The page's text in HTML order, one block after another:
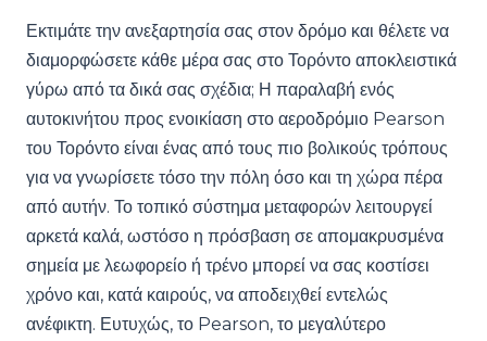
Εκτιμάτε την ανεξαρτησία σας στον δρόμο και θέλετε να
διαμορφώσετε κάθε μέρα σας στο Τορόντο αποκλειστικά
γύρω από τα δικά σας σχέδια; Η παραλαβή ενός
αυτοκινήτου προς ενοικίαση στο αεροδρόμιο Pearson
του Τορόντο είναι ένας από τους πιο βολικούς τρόπους
για να γνωρίσετε τόσο την πόλη όσο και τη χώρα πέρα
από αυτήν. Το τοπικό σύστημα μεταφορών λειτουργεί
αρκετά καλά, ωστόσο η πρόσβαση σε απομακρυσμένα
σημεία με λεωφορείο ή τρένο μπορεί να σας κοστίσει
χρόνο και, κατά καιρούς, να αποδειχθεί εντελώς
ανέφικτη. Ευτυχώς, το Pearson, το μεγαλύτερο